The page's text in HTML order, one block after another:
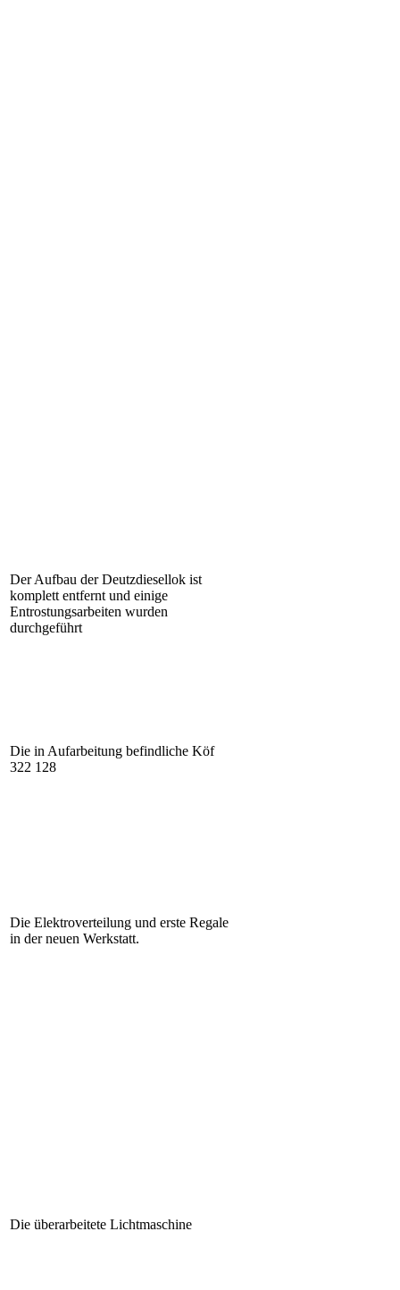
Der Aufbau der Deutzdiesellok ist
komplett entfernt und einige
Entrostungsarbeiten wurden
durchgeführt
Die in Aufarbeitung befindliche Köf
322 128
Die Elektroverteilung und erste Regale
in der neuen Werkstatt.
Die überarbeitete Lichtmaschine